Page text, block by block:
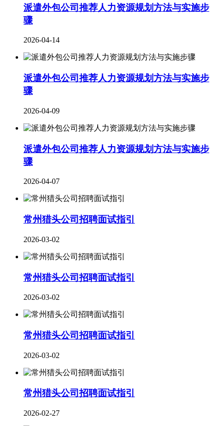
派遣外包公司推荐人力资源规划方法与实施步
骤
2026-04-14
派遣外包公司推荐人力资源规划方法与实施步
骤
2026-04-09
派遣外包公司推荐人力资源规划方法与实施步
骤
2026-04-07
常州猎头公司招聘面试指引
2026-03-02
常州猎头公司招聘面试指引
2026-03-02
常州猎头公司招聘面试指引
2026-03-02
​常州猎头公司招聘面试指引
2026-02-27